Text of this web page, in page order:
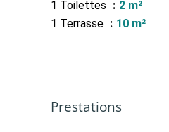
1 Toilettes
2 m²
1 Terrasse
10 m²
Prestations